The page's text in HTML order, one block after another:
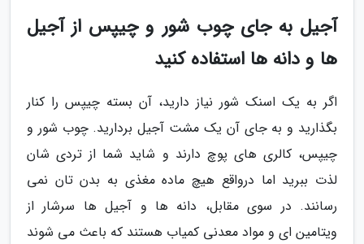
آجیل به جای چوب شور و چیپس از آجیل
ها و دانه ها استفاده کنید
اگر به یک اسنک شور نیاز دارید، آن بسته چیپس را کنار
بگذارید و به جای آن یک مشت آجیل بردارید. چوب شور و
چیپس، کالری های پوچ دارند و شاید شما از تردی شان
لذت ببرید اما درواقع هیچ ماده مغذی به بدن تان نمی
رسانند. در سوی مقابل، دانه ها و آجیل ها سرشار از
ویتامین ای و مواد معدنی کمیاب هستند که باعث می شوند